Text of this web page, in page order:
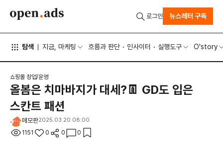
탐색 지금, 마케팅 흐름과 판단 인사이터 실행도구 O'story
로그인 뉴스레터 구독
쇼핑몰 창업/운영
올봄은 치마바지가 대세?👖 GD도 입은
스칸트 패션
매모판2025.03.20 08:00
1151 0 0 0